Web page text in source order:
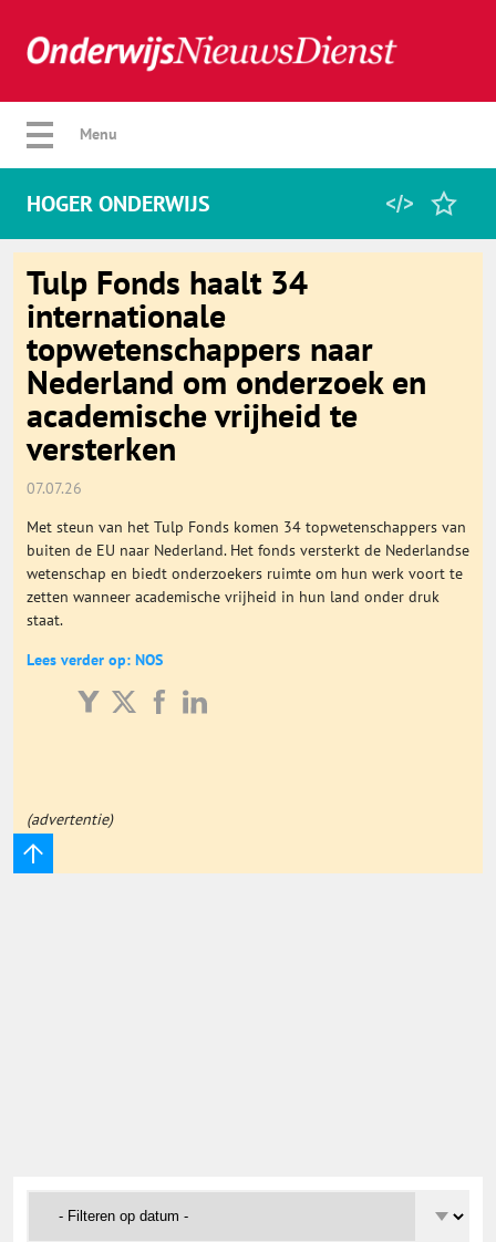
Verberg menu
Home
Favorieten
Categorie
Onderwijs Totaal
Basisonderwijs
Hoger Onderwijs
ICT
Vacaturewijzer Basisonderwijs
Menu
HOGER ONDERWIJS
Tulp Fonds haalt 34
internationale
topwetenschappers naar
Nederland om onderzoek en
academische vrijheid te
versterken
07.07.26
Met steun van het Tulp Fonds komen 34 topwetenschappers van
buiten de EU naar Nederland. Het fonds versterkt de Nederlandse
wetenschap en biedt onderzoekers ruimte om hun werk voort te
zetten wanneer academische vrijheid in hun land onder druk
staat.
Lees verder op: NOS
(advertentie)